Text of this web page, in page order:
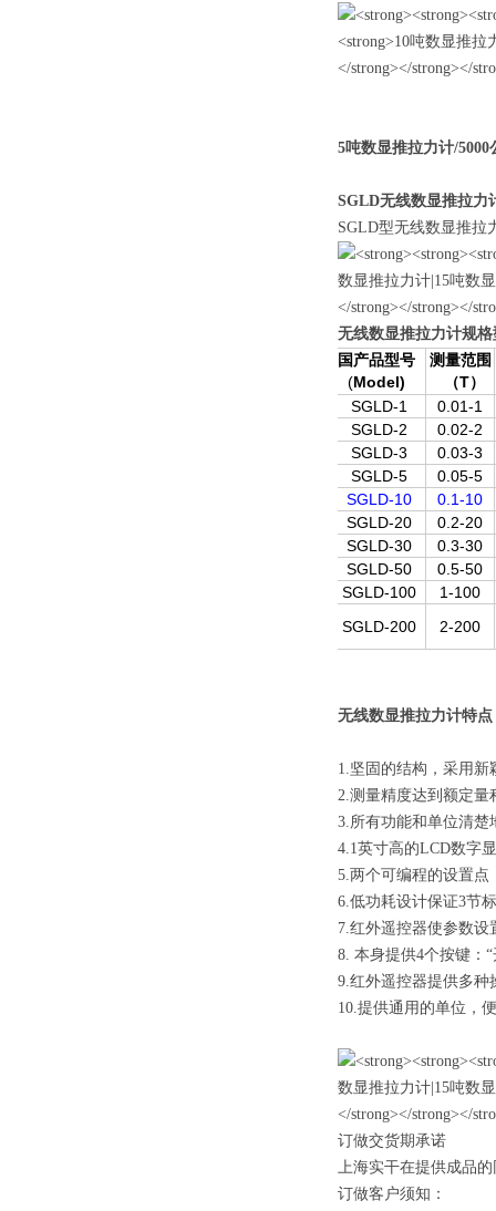
5吨数显推拉力计/
SGLD无线数显推拉力
SGLD型无线数显推拉
无线数显推拉力计规格
国产品型号
(Model)
测量范围
（T）
SGLD-1
0.01-1
SGLD-2
0.02-2
SGLD-3
0.03-3
SGLD-5
0.05-5
SGLD-10
0.1-10
SGLD-20
0.2-20
SGLD-30
0.3-30
SGLD-50
0.5-50
SGLD-100
1-100
SGLD-200
2-200
无线数显推拉力计特点
1.坚固的结构，采用
2.测量精度达到额定
3.所有功能和单位清
4.1英寸高的LCD数字
5.两个可编程的设置
6.低功耗设计保证3节
7.红外遥控器使参数
8. 本身提供4个按键：
9.红外遥控器提供多种
10.提供通用的单位，
订做交货期承诺
上海实干在提供成品
订做客户须知：